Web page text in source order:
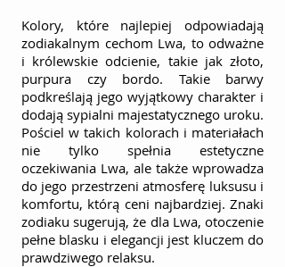
Kolory, które najlepiej odpowiadają
zodiakalnym cechom Lwa, to odważne
i królewskie odcienie, takie jak złoto,
purpura czy bordo. Takie barwy
podkreślają jego wyjątkowy charakter i
dodają sypialni majestatycznego uroku.
Pościel w takich kolorach i materiałach
nie tylko spełnia estetyczne
oczekiwania Lwa, ale także wprowadza
do jego przestrzeni atmosferę luksusu i
komfortu, którą ceni najbardziej. Znaki
zodiaku sugerują, że dla Lwa, otoczenie
pełne blasku i elegancji jest kluczem do
prawdziwego relaksu.